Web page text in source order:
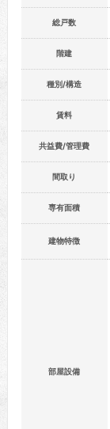
総戸数
階建
種別/構造
賃料
共益費/管理費
間取り
専有面積
建物特徴
部屋設備